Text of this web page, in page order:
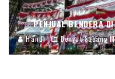
PENJUAL BENDERA
Handi Denyut Sabang